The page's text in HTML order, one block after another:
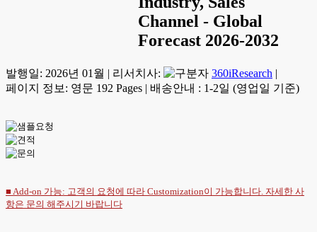
Channel - Global
Forecast 2026-2032
발행일: 2026년 01월 | 리서치사: 360iResearch |
페이지 정보: 영문 192 Pages | 배송안내 : 1-2일 (영업일 기준)
■ Add-on 가능: 고객의 요청에 따라 Customization이 가능합니다. 자세한 사
항은 문의 해주시기 바랍니다